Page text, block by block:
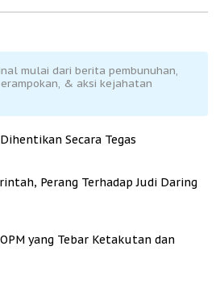
mulai dari berita pembunuhan,
& aksi kejahatan
Secara Tegas
Perang Terhadap Judi Daring
yang Tebar Ketakutan dan